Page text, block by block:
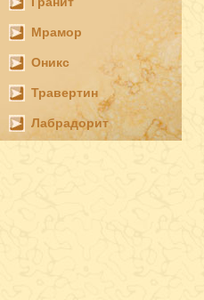
Мрамор
Оникс
Травертин
Лабрадорит